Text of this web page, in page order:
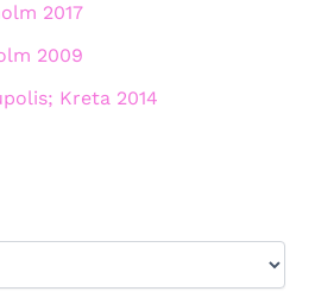
2017
2009
Kreta 2014